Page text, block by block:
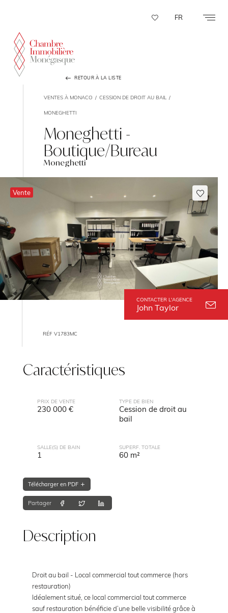
FR
RETOUR À LA LISTE
VENTES À MONACO CESSION DE DROIT AU BAIL
MONEGHETTI
Moneghetti -
Boutique/Bureau
Moneghetti
CONTACTER L'AGENCE
John Taylor
Vente
RÉF V1783MC
Caractéristiques
PRIX DE VENTE
230 000 €
TYPE DE BIEN
Cession de droit au
bail
SALLE(S) DE BAIN
1
SUPERF. TOTALE
60 m²
Télécharger en PDF
Partager
Description
Droit au bail - Local commercial tout commerce (hors
restauration)
Idéalement situé, ce local commercial tout commerce
sauf restauration bénéficie d’une belle visibilité grâce à